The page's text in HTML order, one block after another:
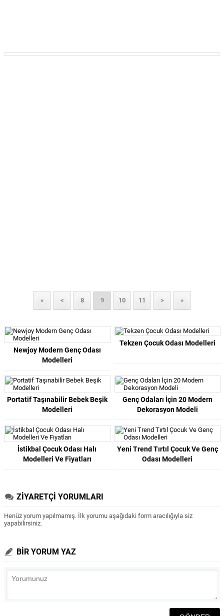
« < 8 9 10 11 > »
Newjoy Modern Genç Odası
Modelleri
Tekzen Çocuk Odası Modelleri
Portatif Taşınabilir Bebek Beşik
Modelleri
Genç Odaları İçin 20 Modern
Dekorasyon Modeli
İstikbal Çocuk Odası Halı
Modelleri Ve Fiyatları
Yeni Trend Tırtıl Çocuk Ve Genç
Odası Modelleri
ZİYARETÇİ YORUMLARI
Henüz yorum yapılmamış. İlk yorumu aşağıdaki form aracılığıyla siz
yapabilirsiniz.
BİR YORUM YAZ